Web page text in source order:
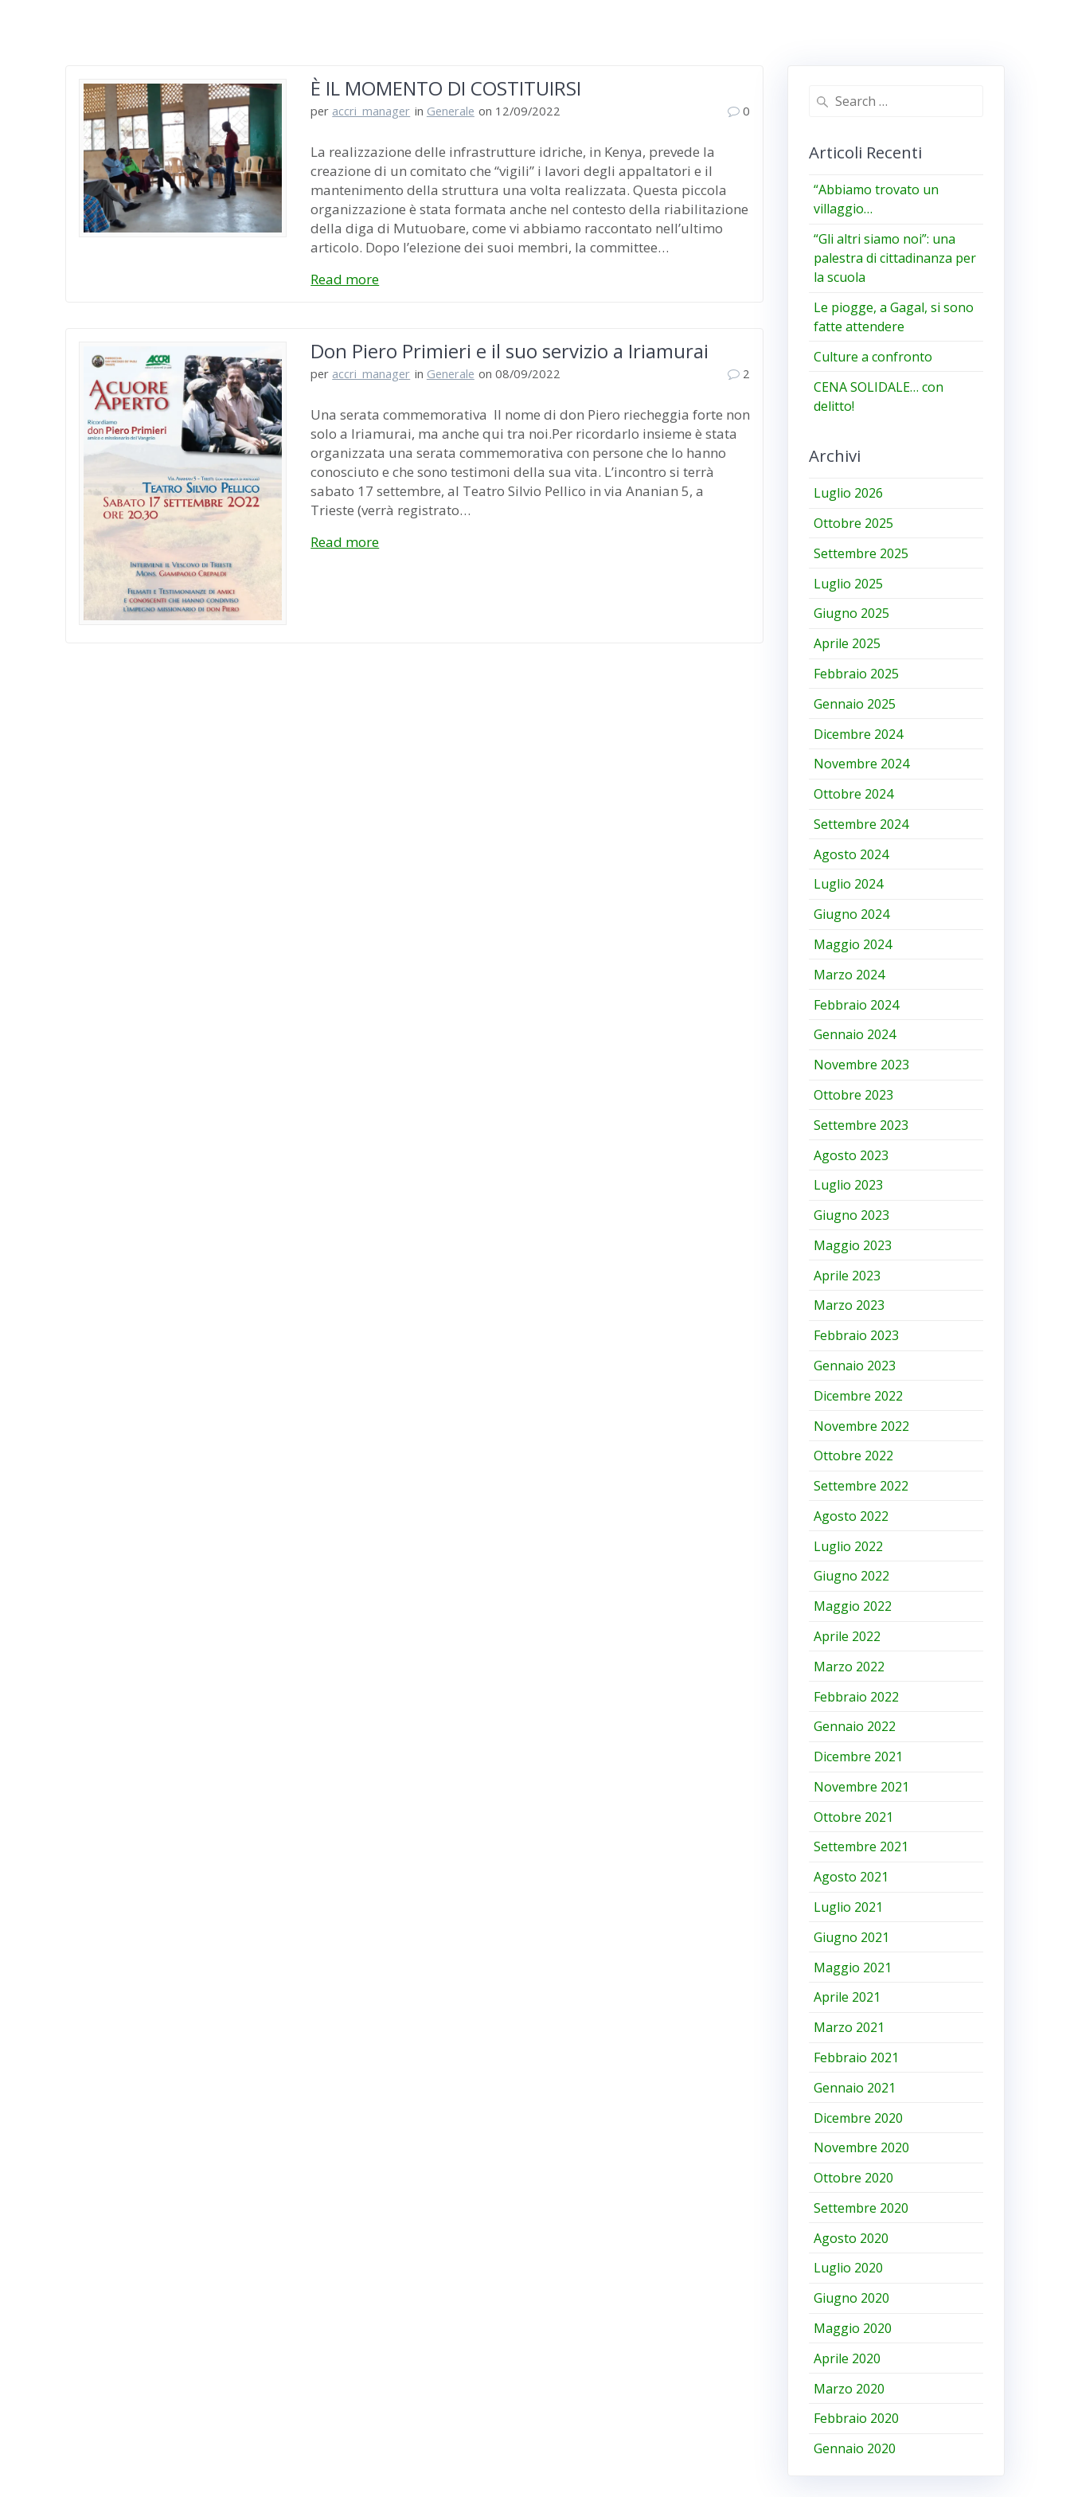
È IL MOMENTO DI COSTITUIRSI
per accri_manager in Generale on 12/09/2022 0
La realizzazione delle infrastrutture idriche, in Kenya, prevede la
creazione di un comitato che “vigili” i lavori degli appaltatori e il
mantenimento della struttura una volta realizzata. Questa piccola
organizzazione è stata formata anche nel contesto della riabilitazione
della diga di Mutuobare, come vi abbiamo raccontato nell’ultimo
articolo. Dopo l’elezione dei suoi membri, la committee…
Read more
Don Piero Primieri e il suo servizio a Iriamurai
per accri_manager in Generale on 08/09/2022 2
Una serata commemorativa Il nome di don Piero riecheggia forte non
solo a Iriamurai, ma anche qui tra noi.Per ricordarlo insieme è stata
organizzata una serata commemorativa con persone che lo hanno
conosciuto e che sono testimoni della sua vita. L’incontro si terrà
sabato 17 settembre, al Teatro Silvio Pellico in via Ananian 5, a
Trieste (verrà registrato…
Read more
Search
Articoli Recenti
“Abbiamo trovato un
villaggio…
“Gli altri siamo noi”: una
palestra di cittadinanza per
la scuola
Le piogge, a Gagal, si sono
fatte attendere
Culture a confronto
CENA SOLIDALE… con
delitto!
Archivi
Luglio 2026
Ottobre 2025
Settembre 2025
Luglio 2025
Giugno 2025
Aprile 2025
Febbraio 2025
Gennaio 2025
Dicembre 2024
Novembre 2024
Ottobre 2024
Settembre 2024
Agosto 2024
Luglio 2024
Giugno 2024
Maggio 2024
Marzo 2024
Febbraio 2024
Gennaio 2024
Novembre 2023
Ottobre 2023
Settembre 2023
Agosto 2023
Luglio 2023
Giugno 2023
Maggio 2023
Aprile 2023
Marzo 2023
Febbraio 2023
Gennaio 2023
Dicembre 2022
Novembre 2022
Ottobre 2022
Settembre 2022
Agosto 2022
Luglio 2022
Giugno 2022
Maggio 2022
Aprile 2022
Marzo 2022
Febbraio 2022
Gennaio 2022
Dicembre 2021
Novembre 2021
Ottobre 2021
Settembre 2021
Agosto 2021
Luglio 2021
Giugno 2021
Maggio 2021
Aprile 2021
Marzo 2021
Febbraio 2021
Gennaio 2021
Dicembre 2020
Novembre 2020
Ottobre 2020
Settembre 2020
Agosto 2020
Luglio 2020
Giugno 2020
Maggio 2020
Aprile 2020
Marzo 2020
Febbraio 2020
Gennaio 2020